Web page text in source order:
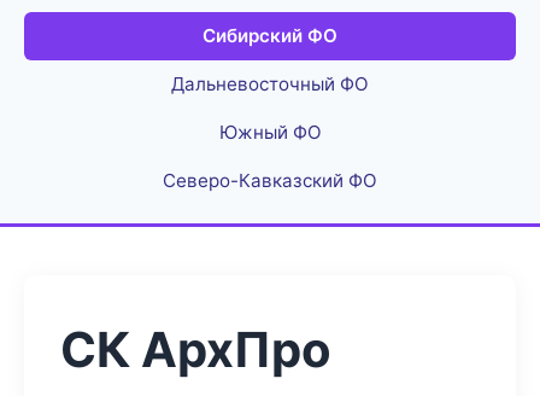
Сибирский ФО
Дальневосточный ФО
Южный ФО
Северо-Кавказский ФО
СК АрхПро